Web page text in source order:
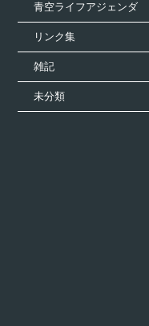
青空ライフアジェンダ
リンク集
雑記
未分類